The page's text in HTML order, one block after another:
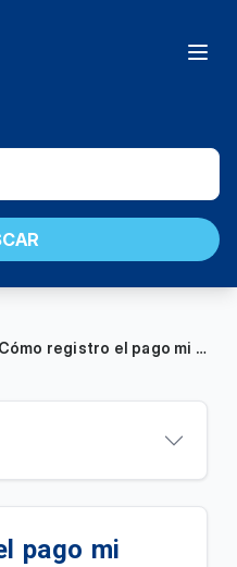
¿Cómo registro el pago mi factura en Tigo Business Online realizado por transferencia bancaria?
Tigo Business?
pago mi